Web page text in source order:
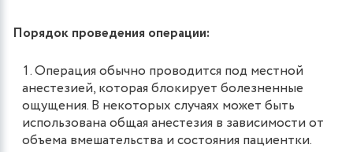
Порядок проведения операции:
Операция обычно проводится под местной
анестезией, которая блокирует болезненные
ощущения. В некоторых случаях может быть
использована общая анестезия в зависимости от
объема вмешательства и состояния пациентки.